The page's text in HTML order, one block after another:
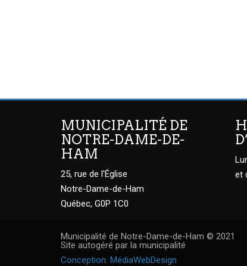
MUNICIPALITÉ DE
NOTRE-DAME-DE-
HAM
25, rue de l'Église
Notre-Dame-de-Ham
Québec, G0P 1C0
et
Municipalité de Notre-Dame-de-Ham © 2021
Site autogéré par la municipalité
Conception: MédiaWebDesign